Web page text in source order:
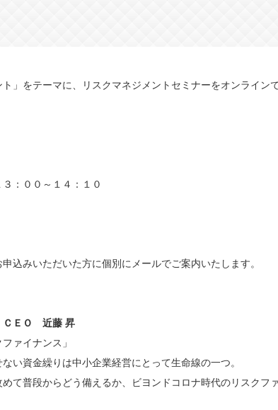
ト」をテーマに、リスクマネジメントセミナーをオンライン
：００～１４：１０
込みいただいた方に個別にメールでご案内いたします。
ＣＥＯ 近藤 昇
ァイナンス」
い資金繰りは中小企業経営にとって生命線の一つ。
て普段からどう備えるか、ビヨンドコロナ時代のリスクフ